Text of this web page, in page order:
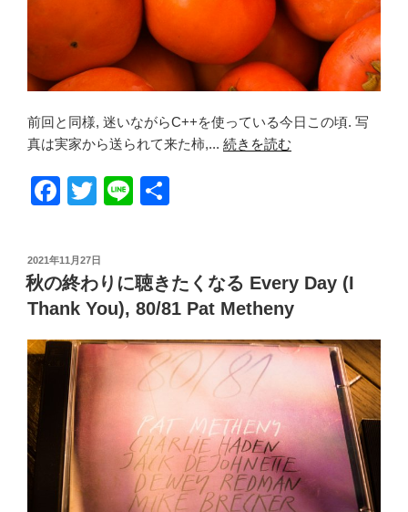
前回と同様, 迷いながらC++を使っている今日この頃. 写
真は実家から送られて来た柿,... 続きを読む
F
c
e
b
o
o
k
T
tt
er
Li
投
稿
日:
2021年11月27日
秋の終わりに聴きたくなる Every Day (I
Thank You), 80/81 Pat Metheny